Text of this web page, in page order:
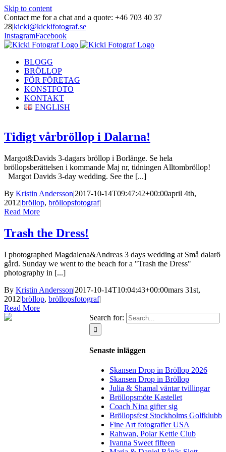
Skip to content
Contact me for a chat and a quote: +46 703 40 37
28|kicki@kickifotograf.se
InstagramFacebook
BLOGG
BRÖLLOP
FÖR FÖRETAG
KONSTFOTO
KONTAKT
ENGLISH
Tidigt vårbröllop i Dalarna!
Margot&Davids 3-dagars bröllop i Borlänge. Se hela
bröllopsberättelsen i kommande Maj nr, tidningen Alltombröllop!
Margot Davids 3-day wedding. See the [...]
By Kristin Andersson|2017-10-14T09:47:42+00:00april 4th,
2012|bröllop, bröllopsfotograf|
Read More
Trash the Dress!
I photographed Magdalena&Andreas 3 days wedding at Små dalarö
gård. Sunday we went to the beach for a "Trash the Dress"
photography in [...]
By Kristin Andersson|2017-10-14T10:04:43+00:00mars 31st,
2012|bröllop, bröllopsfotograf|
Read More
Search for:
Senaste inläggen
Skansen Drop in Bröllop 2026
Skansen Drop in Bröllop
Julia & Shamal väntar tvillingar
Bröllopsmöte Kastellet
Coach Nina gifter sig
Bröllopsfest Stockholms Golfklubb
Fine Art fotografier USA
Rahwan, Polar Kettle Club
Ivanna Sweet fifteen